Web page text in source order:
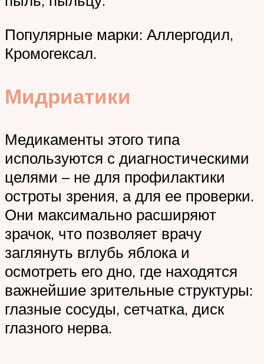
Популярные марки: Аллергодил,
Кромогексал.
Мидриатики
Медикаменты этого типа
используются с диагностическими
целями – не для профилактики
остроты зрения, а для ее проверки.
Они максимально расширяют
зрачок, что позволяет врачу
заглянуть вглубь яблока и
осмотреть его дно, где находятся
важнейшие зрительные структуры:
глазные сосуды, сетчатка, диск
глазного нерва.